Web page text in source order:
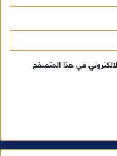
في هذا المتصفح